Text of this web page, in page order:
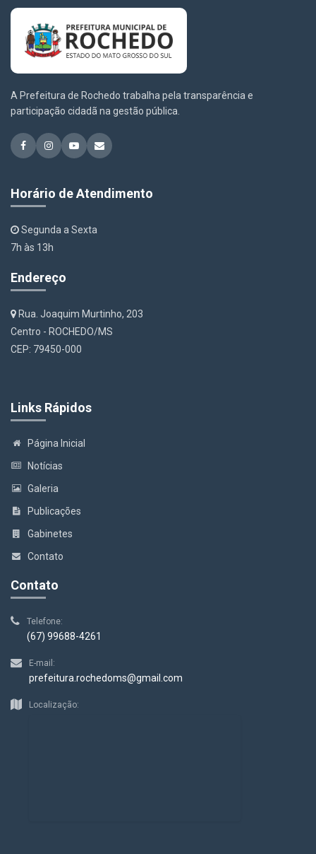
A Prefeitura de Rochedo trabalha pela transparência e
participação cidadã na gestão pública.
Horário de Atendimento
Segunda a Sexta
7h às 13h
Endereço
Rua. Joaquim Murtinho, 203
Centro - ROCHEDO/MS
CEP: 79450-000
Links Rápidos
Página Inicial
Notícias
Galeria
Publicações
Gabinetes
Contato
Contato
Telefone:
(67) 99688-4261
E-mail:
prefeitura.rochedoms@gmail.com
Localização: